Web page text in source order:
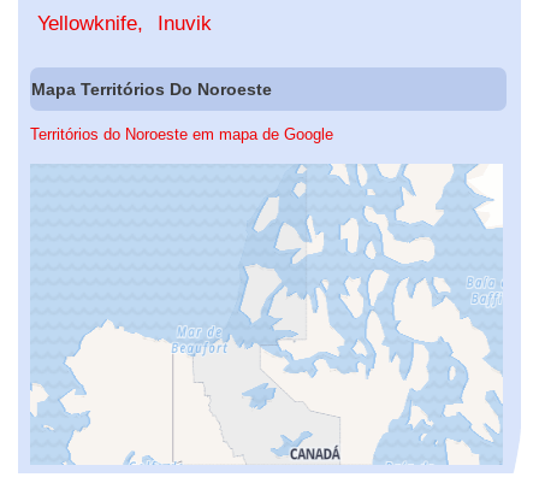
Yellowknife Inuvik
Mapa Territórios Do Noroeste
Territórios do Noroeste em mapa de Google